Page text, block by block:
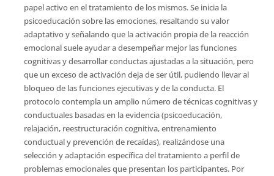
papel activo en el tratamiento de los mismos. Se inicia la
psicoeducación sobre las emociones, resaltando su valor
adaptativo y señalando que la activación propia de la reacción
emocional suele ayudar a desempeñar mejor las funciones
cognitivas y desarrollar conductas ajustadas a la situación, pero
que un exceso de activación deja de ser útil, pudiendo llevar al
bloqueo de las funciones ejecutivas y de la conducta. El
protocolo contempla un amplio número de técnicas cognitivas y
conductuales basadas en la evidencia (psicoeducación,
relajación, reestructuración cognitiva, entrenamiento
conductual y prevención de recaídas), realizándose una
selección y adaptación específica del tratamiento a perfil de
problemas emocionales que presentan los participantes. Por